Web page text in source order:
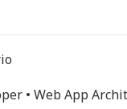
• Web App